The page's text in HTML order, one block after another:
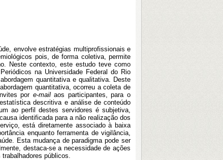
envolve estratégias multiprofissionais e
pois, de forma coletiva, permite
Neste contexto, este estudo teve como
na Universidade Federal do Rio
quantitativa e qualitativa. Deste
quantitativa, ocorreu a coleta de
por e-mailaos participantes, para o
descritiva e análise de conteúdo
ao perfil destes servidores é subjetiva,
identificada para a não realização dos
está diretamente associado à baixa
enquanto ferramenta de vigilância,
Esta mudança de paradigma pode ser
destaca-se a necessidade de ações
públicos.